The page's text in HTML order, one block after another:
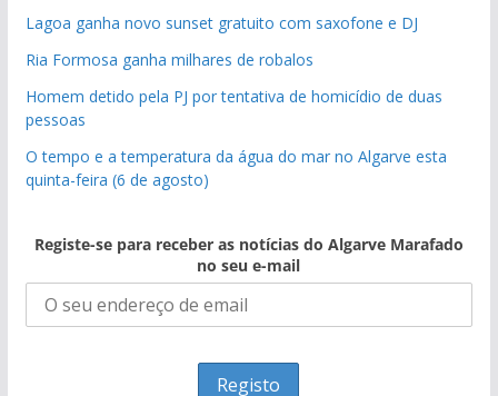
Lagoa ganha novo sunset gratuito com saxofone e DJ
Ria Formosa ganha milhares de robalos
Homem detido pela PJ por tentativa de homicídio de duas
pessoas
O tempo e a temperatura da água do mar no Algarve esta
quinta-feira (6 de agosto)
Registe-se para receber as notícias do Algarve Marafado
no seu e-mail